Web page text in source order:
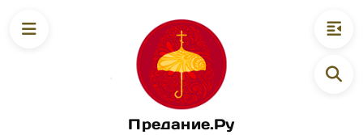
Предание.Ру